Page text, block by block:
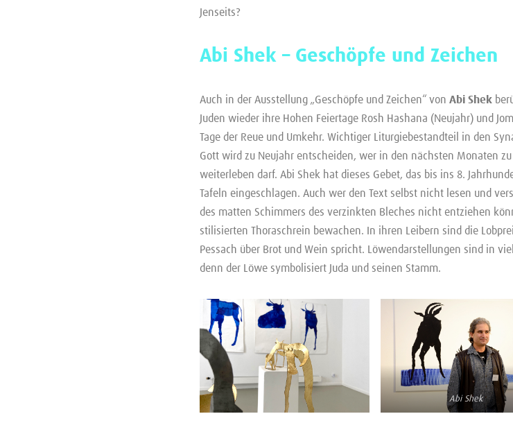
Jenseits?
Abi Shek – Geschöpfe und Zeichen
Auch in der Ausstellung „Geschöpfe und Zeichen“ von Abi Shek
Juden wieder ihre Hohen Feiertage Rosh Hashana (Neujahr) und
Tage der Reue und Umkehr. Wichtiger Liturgiebestandteil in den
Gott wird zu Neujahr entscheiden, wer in den nächsten Monaten
weiterleben darf. Abi Shek hat dieses Gebet, das bis ins 8.
Tafeln eingeschlagen. Auch wer den Text selbst nicht lesen und
des matten Schimmers des verzinkten Bleches nicht entziehen
stilisierten Thoraschrein bewachen. In ihren Leibern sind die
Pessach über Brot und Wein spricht. Löwendarstellungen sind in
denn der Löwe symbolisiert Juda und seinen Stamm.
Abi Shek